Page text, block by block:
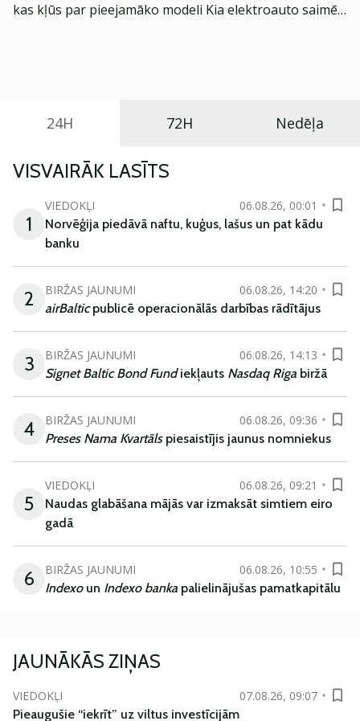
kas kļūs par pieejamāko modeli Kia elektroauto saimē
24H 72H Nedēļa
VISVAIRĀK LASĪTS
1
VIEDOKĻI
06.08.26, 00:01
Norvēģija piedāvā naftu, kuģus, lašus un pat kādu
banku
2 BIRŽAS JAUNUMI
06.08.26, 14:20
airBalticpublicē operacionālās darbības rādītājus
3 BIRŽAS JAUNUMI
06.08.26, 14:13
Signet Baltic Bond Fundiekļauts Nasdaq Riga biržā
4 BIRŽAS JAUNUMI
06.08.26, 09:36
Preses Nama Kvartāls piesaistījis jaunus nomniekus
5
VIEDOKĻI
06.08.26, 09:21
Naudas glabāšana mājās var izmaksāt simtiem eiro
gadā
6 BIRŽAS JAUNUMI
06.08.26, 10:55
Indexoun Indexo banka palielinājušas pamatkapitālu
JAUNĀKĀS ZIŅAS
VIEDOKĻI
07.08.26, 09:07
Pieaugušie “iekrīt” uz viltus investīcijām